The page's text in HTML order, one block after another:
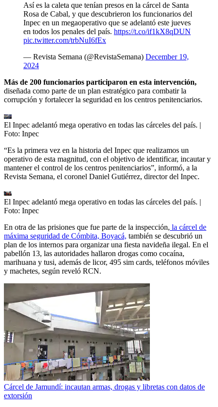
Así es la caleta que tenían presos en la cárcel de Santa
Rosa de Cabal, y que descubrieron los funcionarios del
Inpec en un megaoperativo que se adelantó este jueves
en todos los penales del país. https://t.co/if1kX8qDUN
pic.twitter.com/trbNuI6fEx
— Revista Semana (@RevistaSemana) December 19,
2024
Más de 200 funcionarios participaron en esta intervención,
diseñada como parte de un plan estratégico para combatir la
corrupción y fortalecer la seguridad en los centros penitenciarios.
El Inpec adelantó mega operativo en todas las cárceles del país. |
Foto: Inpec
“Es la primera vez en la historia del Inpec que realizamos un
operativo de esta magnitud, con el objetivo de identificar, incautar y
mantener el control de los centros penitenciarios”, informó, a la
Revista Semana, el coronel Daniel Gutiérrez, director del Inpec.
El Inpec adelantó mega operativo en todas las cárceles del país. |
Foto: Inpec
En otra de las prisiones que fue parte de la inspección, la cárcel de
máxima seguridad de Cómbita, Boyacá, también se descubrió un
plan de los internos para organizar una fiesta navideña ilegal. En el
pabellón 13, las autoridades hallaron drogas como cocaína,
marihuana y tusi, además de licor, 495 sim cards, teléfonos móviles
y machetes, según reveló RCN.
Cárcel de Jamundí: incautan armas, drogas y libretas con datos de
extorsión